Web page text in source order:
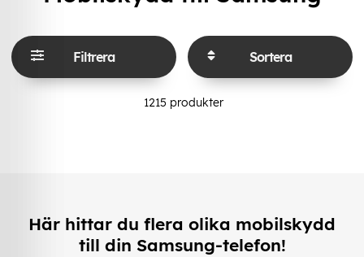
Filtrera Sortera
1215 produkter
Här hittar du flera olika mobilskydd
till din Samsung-telefon!